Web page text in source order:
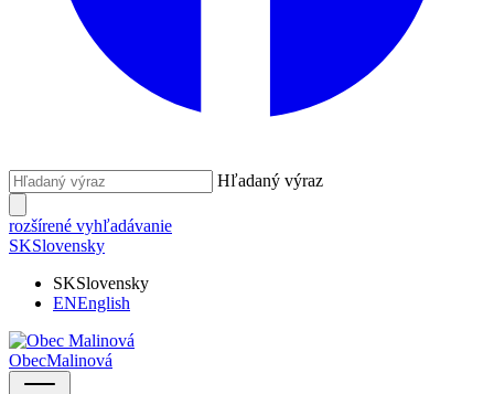
Hľadaný výraz
rozšírené vyhľadávanie
SKSlovensky
SKSlovensky
ENEnglish
ObecMalinová